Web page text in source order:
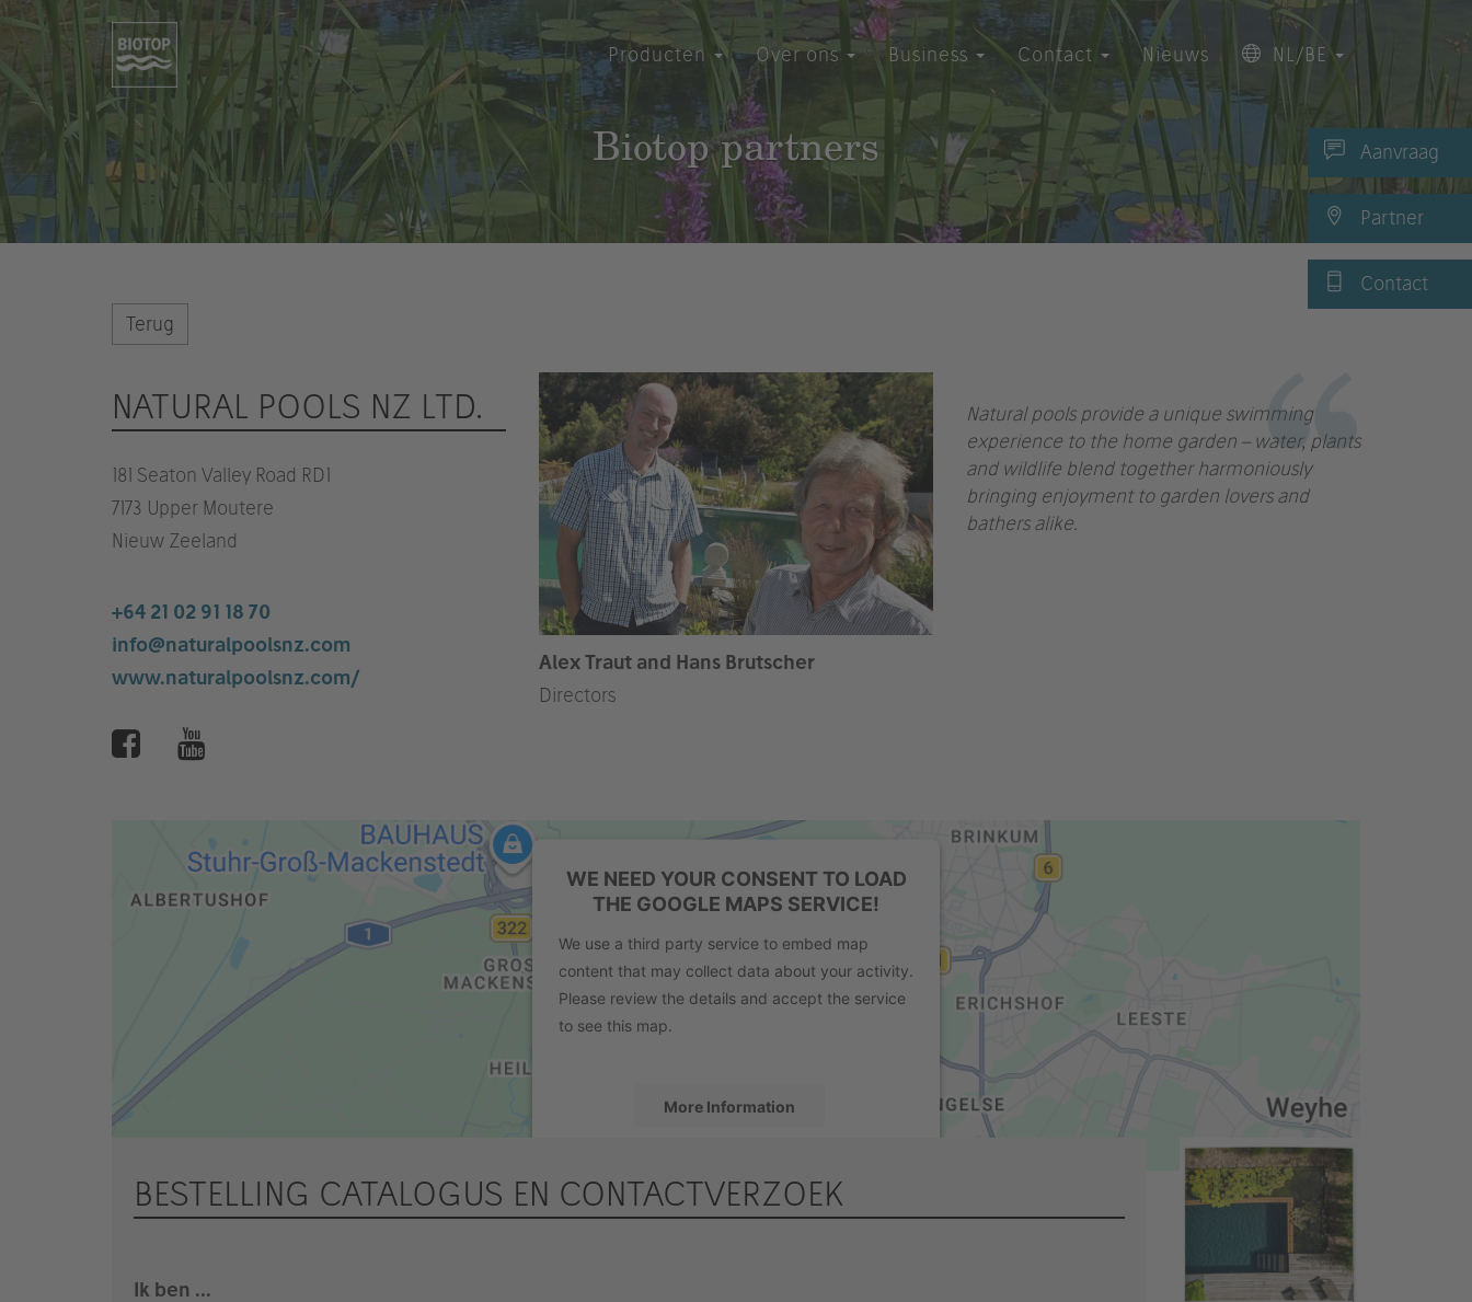
Aanvraag
Partner
Contact
Producten Over ons Business Contact Nieuws NL/BE
Biotop partners
Terug
NATURAL POOLS NZ LTD.
181 Seaton Valley Road RD1
7173 Upper Moutere
Nieuw Zeeland
+64 21 02 91 18 70
info@naturalpoolsnz.com
www.naturalpoolsnz.com/
Alex Traut and Hans Brutscher
Directors
Natural pools provide a unique swimming
experience to the home garden – water, plants
and wildlife blend together harmoniously
bringing enjoyment to garden lovers and
bathers alike.
WE NEED YOUR CONSENT TO LOAD
THE GOOGLE MAPS SERVICE!
We use a third party service to embed map
content that may collect data about your activity.
Please review the details and accept the service
to see this map.
More Information
powered by
Usercentrics Consent
BESTELLING CATALOGUS EN CONTACTVERZOEK
Ik ben ...